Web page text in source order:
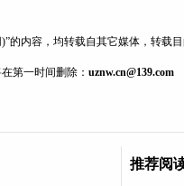
的内容，均转载自其它媒体，转载
第一时间删除： uznw.cn@139.com
推荐阅